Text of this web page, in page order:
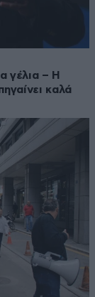
γέλια – Η
καλά